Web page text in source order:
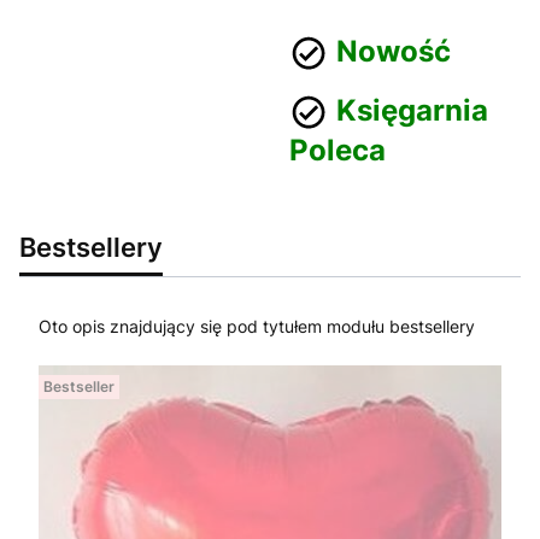
Nowość
Księgarnia
Poleca
Bestsellery
Oto opis znajdujący się pod tytułem modułu bestsellery
Bestseller